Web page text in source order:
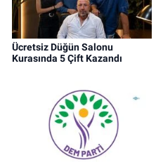
Ücretsiz Düğün Salonu
Kurasında 5 Çift Kazandı